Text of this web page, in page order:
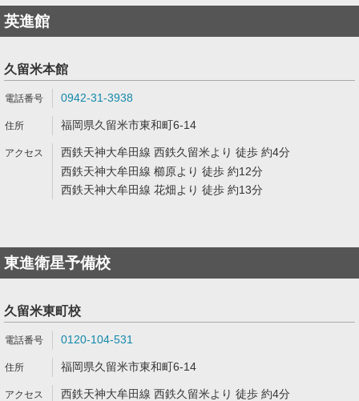
英進館
久留米本館
0942-31-3938
福岡県久留米市東和町6-14
西鉄天神大牟田線 西鉄久留米より 徒歩 約4分
西鉄天神大牟田線 櫛原より 徒歩 約12分
西鉄天神大牟田線 花畑より 徒歩 約13分
東進衛星予備校
久留米東町校
0120-104-531
福岡県久留米市東和町6-14
西鉄天神大牟田線 西鉄久留米より 徒歩 約4分